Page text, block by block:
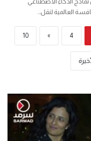
العالمية لنقل…
4
»
10